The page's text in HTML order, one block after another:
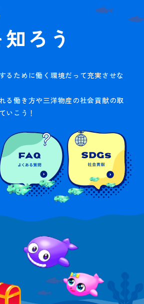
ろう
るために働く環境だって充実させな
る働き方や三洋物産の社会貢献の取
いこう！